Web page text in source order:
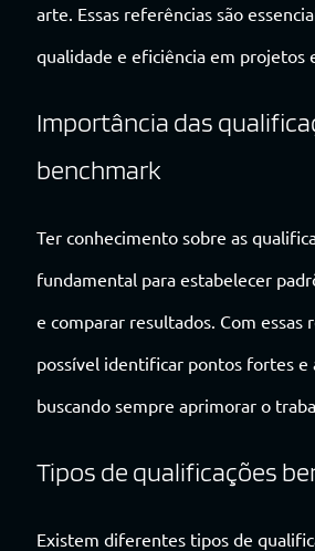
arte. Essas referências são
qualidade e eficiência em projetos
Importância das
benchmark
Ter conhecimento sobre as
fundamental para estabelecer
e comparar resultados. Com essas
possível identificar pontos fortes e
buscando sempre aprimorar o
Tipos de qualificações
Existem diferentes tipos de